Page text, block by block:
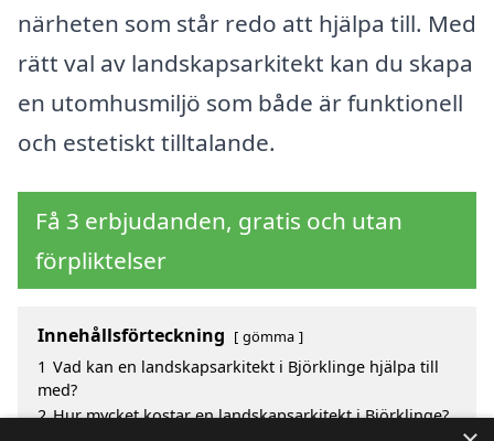
närheten som står redo att hjälpa till. Med
rätt val av landskapsarkitekt kan du skapa
en utomhusmiljö som både är funktionell
och estetiskt tilltalande.
Få 3 erbjudanden, gratis och utan
förpliktelser
Innehållsförteckning gömma
1 Vad kan en landskapsarkitekt i Björklinge hjälpa till
med?
2 Hur mycket kostar en landskapsarkitekt i Björklinge?